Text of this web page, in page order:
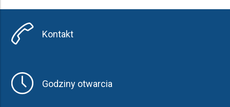
Kontakt
Godziny otwarcia